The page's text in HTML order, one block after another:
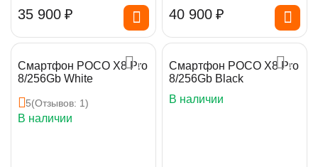
35 900 ₽ 40 900 ₽
Смартфон POCO X8 Pro
8/256Gb White
5(Отзывов: 1)
В наличии
Смартфон POCO X8 Pro
8/256Gb Black
В наличии